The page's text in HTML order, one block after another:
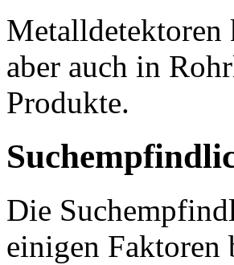
Metalldetektoren
aber auch in
Produkte.
Die
einigen Faktoren